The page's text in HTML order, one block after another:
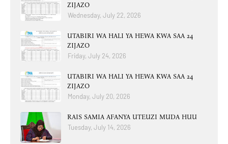
ZIJAZO
Wednesday, July 22, 2026
UTABIRI WA HALI YA HEWA KWA SAA 24
ZIJAZO
Friday, July 24, 2026
UTABIRI WA HALI YA HEWA KWA SAA 24
ZIJAZO
Monday, July 20, 2026
RAIS SAMIA AFANYA UTEUZI MUDA HUU
Tuesday, July 14, 2026